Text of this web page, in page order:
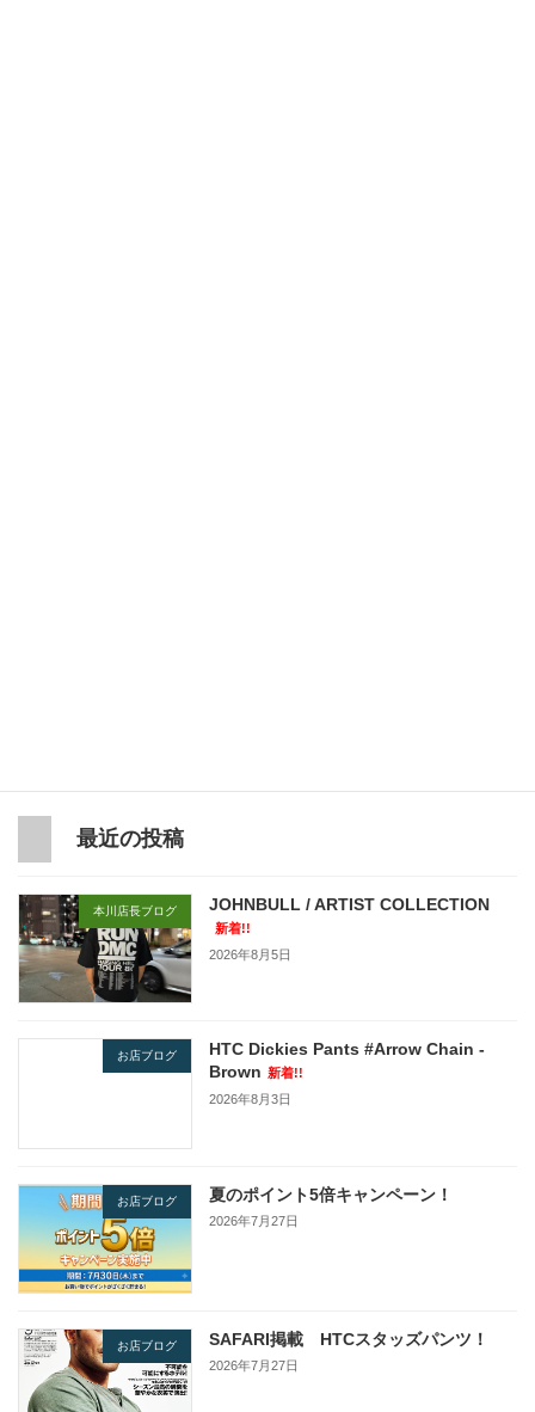
最近の投稿
本川店長ブログ JOHNBULL / ARTIST COLLECTION
新着!!
2026年8月5日
お店ブログ
HTC Dickies Pants #Arrow Chain -
Brown 新着!!
2026年8月3日
お店ブログ 夏のポイント5倍キャンペーン！
2026年7月27日
お店ブログ SAFARI掲載 HTCスタッズパンツ！
2026年7月27日